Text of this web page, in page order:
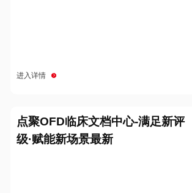
进入详情
点聚OFD临床文档中心-满足新评
级·赋能新场景最新